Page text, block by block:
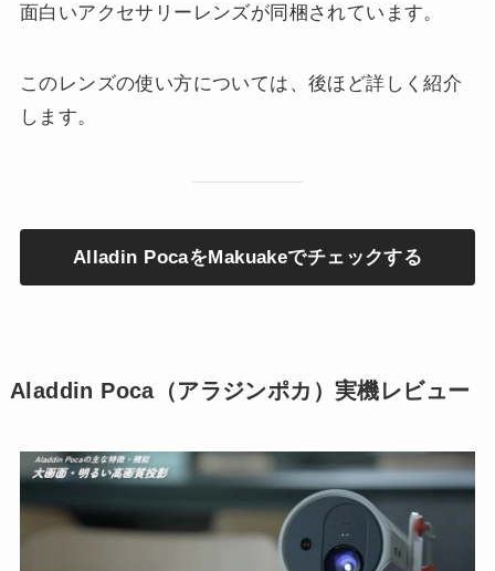
面白いアクセサリーレンズが同梱されています。
このレンズの使い方については、後ほど詳しく紹介
します。
Alladin PocaをMakuakeでチェックする
Aladdin Poca（アラジンポカ）実機レビュー